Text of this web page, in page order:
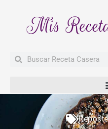
Mis
BuscarBuscar